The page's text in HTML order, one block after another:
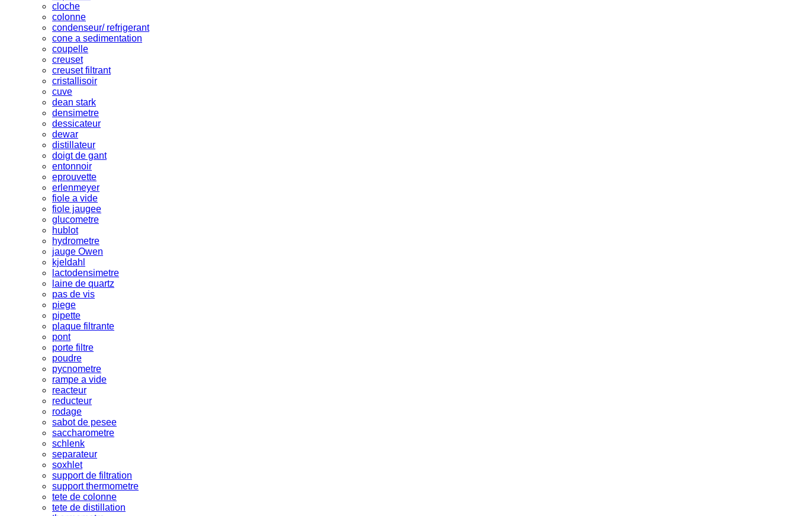
cloche
colonne
condenseur/ refrigerant
cone a sedimentation
coupelle
creuset
creuset filtrant
cristallisoir
cuve
dean stark
densimetre
dessicateur
dewar
distillateur
doigt de gant
entonnoir
eprouvette
erlenmeyer
fiole a vide
fiole jaugee
glucometre
hublot
hydrometre
jauge Owen
kjeldahl
lactodensimetre
laine de quartz
pas de vis
piege
pipette
plaque filtrante
pont
porte filtre
poudre
pycnometre
rampe a vide
reacteur
reducteur
rodage
sabot de pesee
saccharometre
schlenk
separateur
soxhlet
support de filtration
support thermometre
tete de colonne
tete de distillation